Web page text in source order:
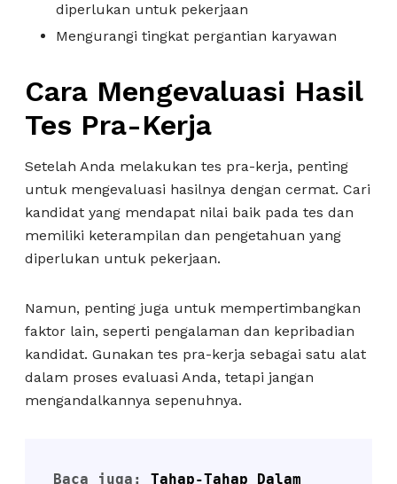
diperlukan untuk pekerjaan
Mengurangi tingkat pergantian karyawan
Cara Mengevaluasi Hasil
Tes Pra-Kerja
Setelah Anda melakukan tes pra-kerja, penting
untuk mengevaluasi hasilnya dengan cermat. Cari
kandidat yang mendapat nilai baik pada tes dan
memiliki keterampilan dan pengetahuan yang
diperlukan untuk pekerjaan.
Namun, penting juga untuk mempertimbangkan
faktor lain, seperti pengalaman dan kepribadian
kandidat. Gunakan tes pra-kerja sebagai satu alat
dalam proses evaluasi Anda, tetapi jangan
mengandalkannya sepenuhnya.
Baca juga: Tahap-Tahap Dalam